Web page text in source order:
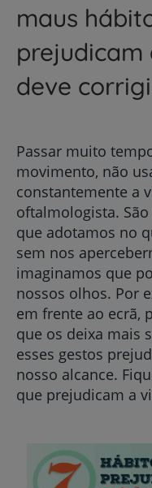
maus
prejudicam
deve
Passar muito
movimento, não
constantemente a
oftalmologista.
que adotamos no
sem nos
imaginamos que
nossos olhos. Por
em frente ao ecrã,
que os deixa mais
esses gestos
nosso alcance.
que prejudicam a